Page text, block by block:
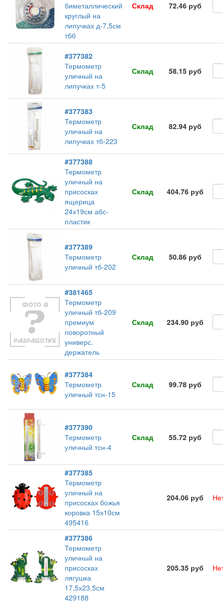
биметаллический
круглый на
липучках д-7,5см
тбб
Склад 72.46 руб
#377382
Термометр
уличный на
липучках т-5
Склад 58.15 руб
#377383
Термометр
уличный на
липучках тб-223
Склад 82.94 руб
#377388
Термометр
уличный на
присосках
ящерица
24х19см абс-
пластик
Склад 404.76 руб
#377389
Термометр
уличный тб-202
Склад 50.86 руб
#381465
Термометр
уличный тб-209
премиум
поворотный
универс.
держатель
Склад 234.90 руб
#377384
Термометр
уличный тсн-15
Склад 99.78 руб
#377390
Термометр
уличный тсн-4
Склад 55.72 руб
#377385
Термометр
уличный на
присосках божья
коровка 15х10см
495416
204.06 руб
#377386
Термометр
уличный на
присосках
лягушка
17,5х23,5см
429188
205.35 руб